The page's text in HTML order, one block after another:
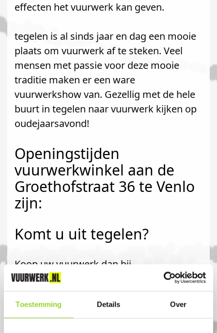
Toestemming Details Over
effecten het vuurwerk kan geven.
tegelen is al sinds jaar en dag een mooie
plaats om vuurwerk af te steken. Veel
mensen met passie voor deze mooie
traditie maken er een ware
vuurwerkshow van. Gezellig met de hele
buurt in tegelen naar vuurwerk kijken op
oudejaarsavond!
Openingstijden
vuurwerkwinkel aan de
Groethofstraat 36 te Venlo
zijn:
Komt u uit tegelen?
Koop uw vuurwerk dan bij
Vuurwerkwinkel Venlo in Venlo. U bent
van harte welkom! U bent uiteraard ook
welkom als u uit Sevenum, Belfeld of
Reuver komt.